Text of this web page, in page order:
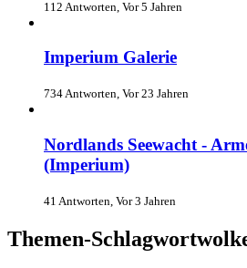
112 Antworten, Vor 5 Jahren
Imperium Galerie
734 Antworten, Vor 23 Jahren
Nordlands Seewacht -
(Imperium)
41 Antworten, Vor 3 Jahren
Themen-